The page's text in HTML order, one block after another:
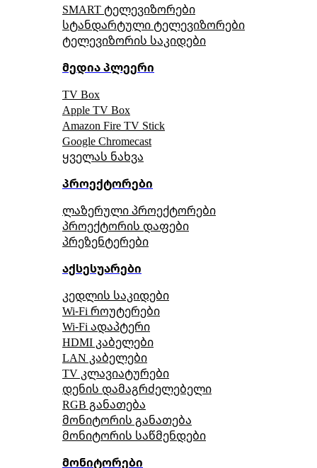
SMART ტელევიზორები
სტანდარტული ტელევიზორები
ტელევიზორის საკიდები
მედია პლეერი
TV Box
Apple TV Box
Amazon Fire TV Stick
Google Chromecast
ყველას ნახვა
პროექტორები
ლაზერული პროექტორები
პროექტორის დაფები
პრეზენტერები
აქსესუარები
კედლის საკიდები
Wi-Fi როუტერები
Wi-Fi ადაპტერი
HDMI კაბელები
LAN კაბელები
TV კლავიატურები
დენის დამაგრძელებელი
RGB განათება
მონიტორის განათება
მონიტორის საწმენდები
მონიტორები